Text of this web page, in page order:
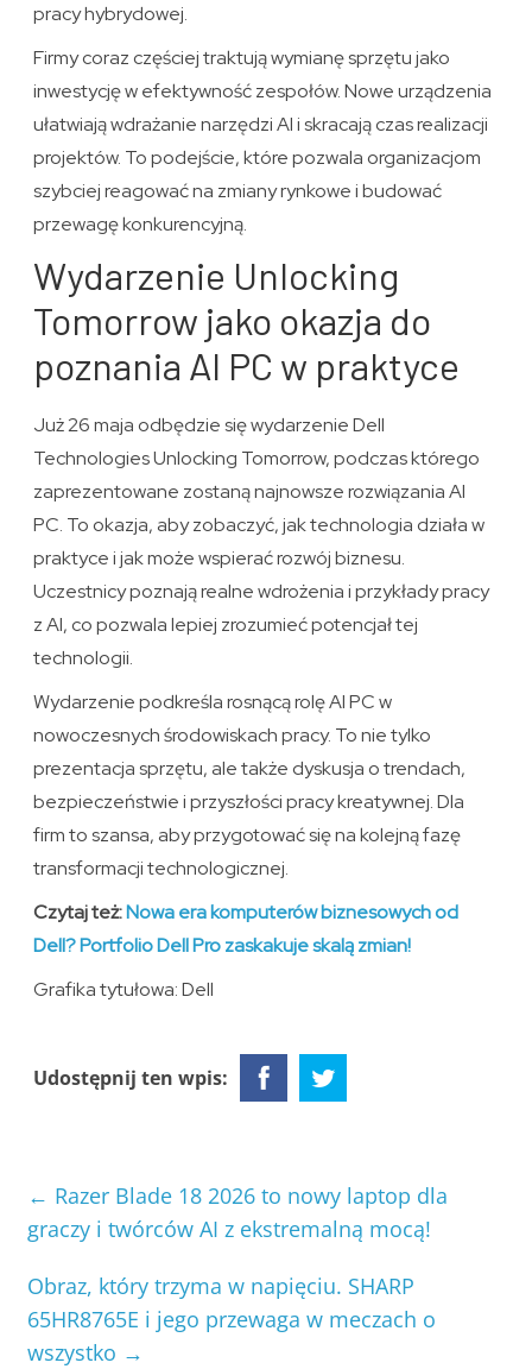
pracy hybrydowej.
Firmy coraz częściej traktują wymianę sprzętu jako
inwestycję w efektywność zespołów. Nowe urządzenia
ułatwiają wdrażanie narzędzi AI i skracają czas realizacji
projektów. To podejście, które pozwala organizacjom
szybciej reagować na zmiany rynkowe i budować
przewagę konkurencyjną.
Wydarzenie Unlocking
Tomorrow jako okazja do
poznania AI PC w praktyce
Już 26 maja odbędzie się wydarzenie Dell
Technologies Unlocking Tomorrow, podczas którego
zaprezentowane zostaną najnowsze rozwiązania AI
PC. To okazja, aby zobaczyć, jak technologia działa w
praktyce i jak może wspierać rozwój biznesu.
Uczestnicy poznają realne wdrożenia i przykłady pracy
z AI, co pozwala lepiej zrozumieć potencjał tej
technologii.
Wydarzenie podkreśla rosnącą rolę AI PC w
nowoczesnych środowiskach pracy. To nie tylko
prezentacja sprzętu, ale także dyskusja o trendach,
bezpieczeństwie i przyszłości pracy kreatywnej. Dla
firm to szansa, aby przygotować się na kolejną fazę
transformacji technologicznej.
Czytaj też:Nowa era komputerów biznesowych od
Dell? Portfolio Dell Pro zaskakuje skalą zmian!
Grafika tytułowa: Dell
Udostępnij ten wpis:
← Razer Blade 18 2026 to nowy laptop dla
graczy i twórców AI z ekstremalną mocą!
Obraz, który trzyma w napięciu. SHARP
65HR8765E i jego przewaga w meczach o
wszystko →